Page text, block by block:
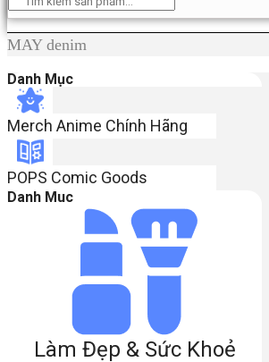
MAY denim
Danh Mục
Merch Anime Chính Hãng​
POPS Comic Goods
Danh Muc
Làm Đẹp & Sức Khoẻ